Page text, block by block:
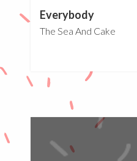
Everybody
The Sea And Cake